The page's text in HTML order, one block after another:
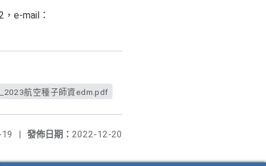
e-mail：
航空種子師資edm.pdf
發佈日期： 2022-12-20
|